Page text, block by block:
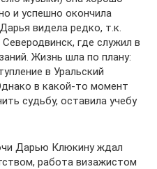
и успешно окончила
видела редко, т.к.
где служил в
Жизнь шла по плану:
в Уральский
в какой-то момент
судьбу, оставила учебу
Дарью Клюкину ждал
работа визажистом